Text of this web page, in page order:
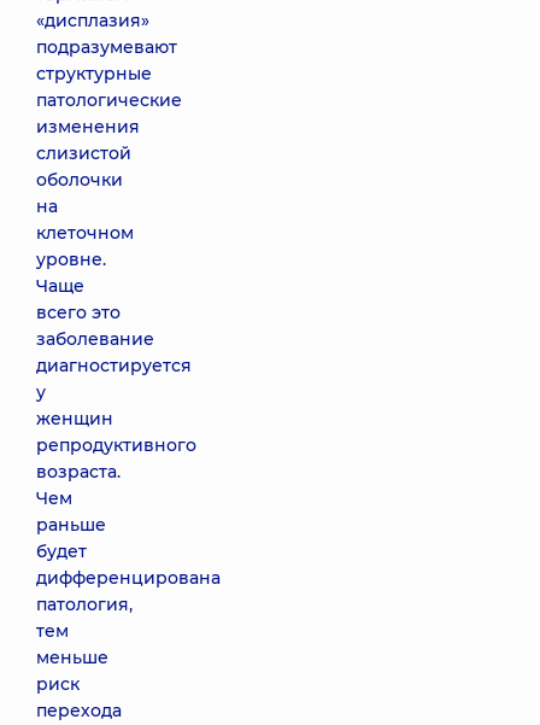
«дисплазия»
подразумевают
структурные
патологические
изменения
слизистой
оболочки
на
клеточном
уровне.
Чаще
всего это
заболевание
диагностируется
у
женщин
репродуктивного
возраста.
Чем
раньше
будет
дифференцирована
патология,
тем
меньше
риск
перехода